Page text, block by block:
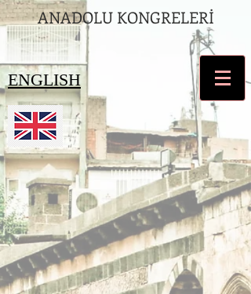
ANADOLU KONGRELERİ
ENGLISH